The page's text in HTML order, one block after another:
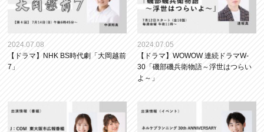
2024.07.08
【ドラマ】NHK BS時代劇「大岡越前
7」
2024.07.05
【ドラマ】WOWOW 連続ドラマW-
30「磯部磯兵衛物語～浮世はつらい
よ～」